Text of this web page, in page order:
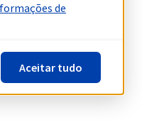
de
Aceitar tudo